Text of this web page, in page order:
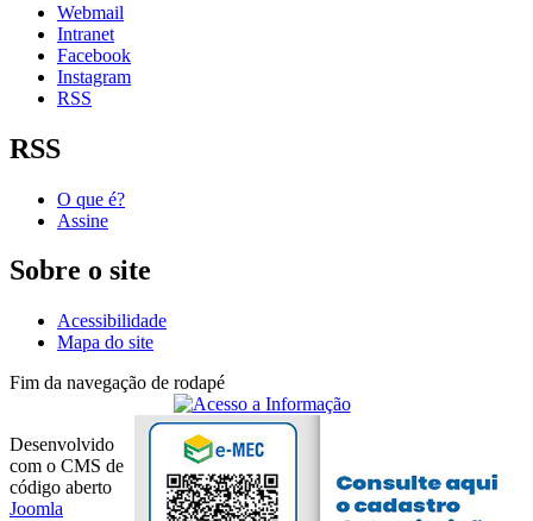
Webmail
Intranet
Facebook
Instagram
RSS
RSS
O que é?
Assine
Sobre o site
Acessibilidade
Mapa do site
Fim da navegação de rodapé
Desenvolvido
com o CMS de
código aberto
Joomla